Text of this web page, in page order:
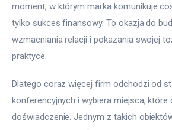
moment, w którym marka komunikuje
tylko sukces finansowy. To okazja do
wzmacniania relacji i pokazania swojej
praktyce.
Dlatego coraz więcej firm odchodzi od
konferencyjnych i wybiera miejsca, które
doświadczenie. Jednym z takich